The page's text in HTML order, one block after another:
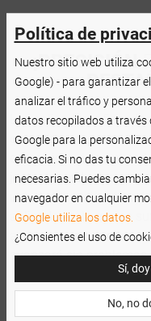
¡PRECISIÓN
Los aplicadores
garantiza un uso
cosméticos. Los
justa de productos,
una distribución
aplicadores, lo que es
accesoriosno sueltan
avanzará sin problemas.
Política de
Nuestro sitio web utiliza
Google) - para garantizar
analizar el tráfico y
datos recopilados a través
Google para la
eficacia. Si no das tu
necesarias. Puedes
navegador en cualquier
Google utiliza los datos.
¿Consientes el uso de
Sí,
No, no